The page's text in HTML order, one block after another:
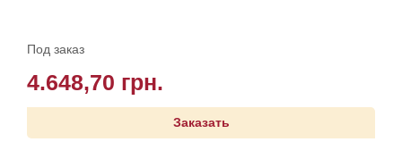
Под заказ
4.648,70 грн.
Заказать